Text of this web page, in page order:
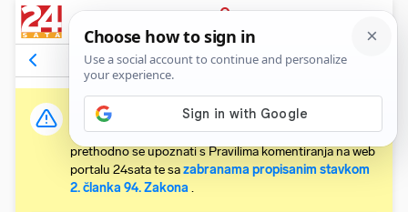
PRIJAVA
Komentari Relevantni
Važna obavijest:
Svaki korisnik koji želi komentirati članke obvezan je
prethodno se upoznati s Pravilima komentiranja na web
portalu 24sata te sazabranama propisanim stavkom
2. članka 94. Zakona .